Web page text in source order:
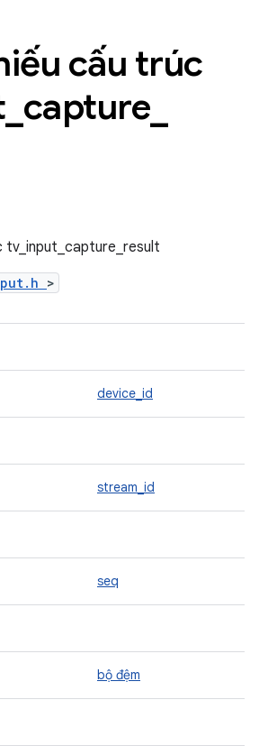
cấu trúc
capture
tv_input_capture_result
>
device_id
stream_id
seq
bộ đệm